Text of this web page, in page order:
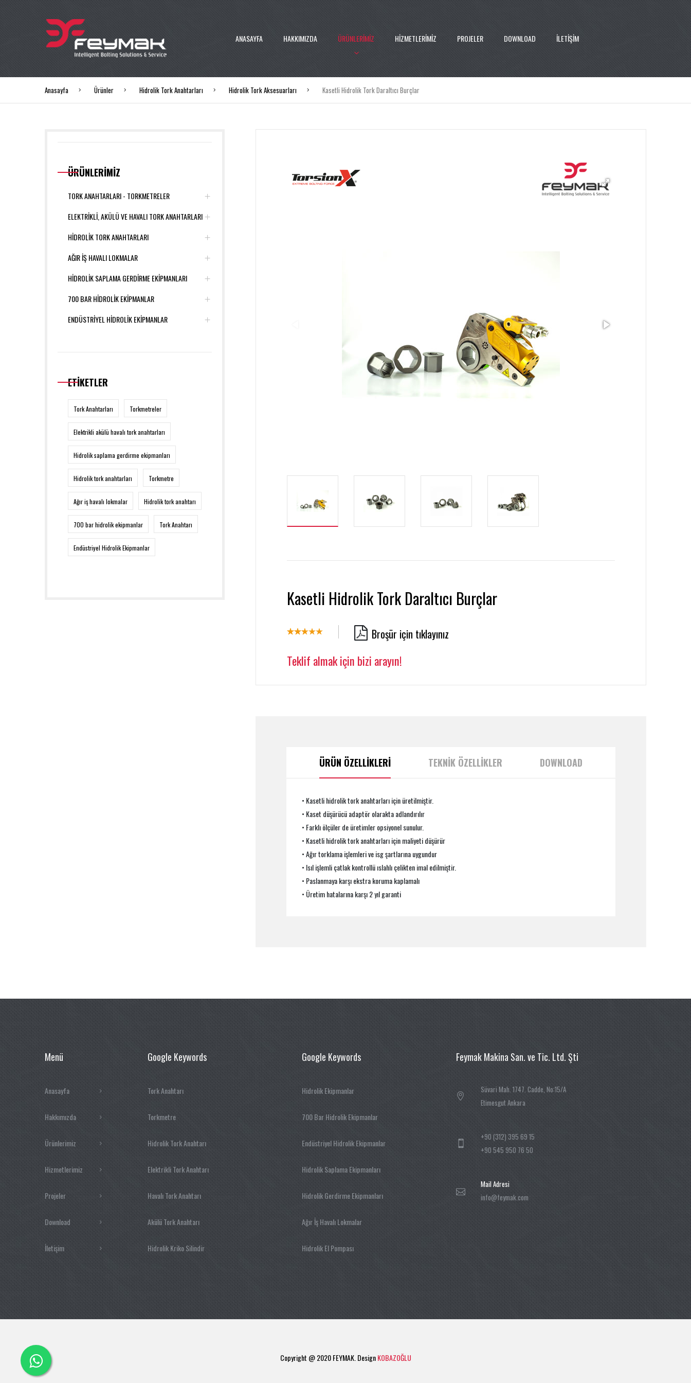
ANASAYFA HAKKIMIZDA ÜRÜNLERİMİZ HİZMETLERİMİZ PROJELER DOWNLOAD İLETİŞİM
Anasayfa Ürünler Hidrolik Tork Anahtarları Hidrolik Tork Aksesuarları Kasetli Hidrolik Tork Daraltıcı Burçlar
ÜRÜNLERİMİZ
TORK ANAHTARLARI - TORKMETRELER
ELEKTRİKLİ, AKÜLÜ VE HAVALI TORK ANAHTARLARI
HİDROLİK TORK ANAHTARLARI
AĞIR İŞ HAVALI LOKMALAR
HİDROLİK SAPLAMA GERDİRME EKİPMANLARI
700 BAR HİDROLİK EKİPMANLAR
ENDÜSTRİYEL HİDROLİK EKİPMANLAR
ETİKETLER
Tork Anahtarları Torkmetreler
Elektrikli akülü havalı tork anahtarları
Hidrolik saplama gerdirme ekipmanları
Hidrolik tork anahtarları Torkmetre
Ağır iş havalı lokmalar Hidrolik tork anahtarı
700 bar hidrolik ekipmanlar Tork Anahtarı
Endüstriyel Hidrolik Ekipmanlar
Kasetli Hidrolik Tork Daraltıcı Burçlar
Broşür için tıklayınız
Teklif almak için bizi arayın!
ÜRÜN ÖZELLİKLERİ TEKNİK ÖZELLİKLER DOWNLOAD
• Kasetli hidrolik tork anahtarları için üretilmiştir.
• Kaset düşürücü adaptör olarakta adlandırılır
• Farklı ölçüler de üretimler opsiyonel sunulur.
• Kasetli hidrolik tork anahtarları için maliyeti düşürür
• Ağır torklama işlemleri ve isg şartlarına uygundur
• Isıl işlemli çatlak kontrollü ıslahlı çelikten imal edilmiştir.
• Paslanmaya karşı ekstra koruma kaplamalı
• Üretim hatalarına karşı 2 yıl garanti
Menü
Anasayfa
Hakkımızda
Ürünlerimiz
Hizmetlerimiz
Projeler
Download
İletişim
Google Keywords
Tork Anahtarı
Torkmetre
Hidrolik Tork Anahtarı
Elektrikli Tork Anahtarı
Havalı Tork Anahtarı
Akülü Tork Anahtarı
Hidrolik Kriko Silindir
Google Keywords
Hidrolik Ekipmanlar
700 Bar Hidrolik Ekipmanlar
Endüstriyel Hidrolik Ekipmanlar
Hidrolik Saplama Ekipmanları
Hidrolik Gerdirme Ekipmanları
Ağır İş Havalı Lokmalar
Hidrolik El Pompası
Feymak Makina San. ve Tic. Ltd. Şti
Süvari Mah. 1747. Cadde, No:15/A
Etimesgut Ankara
+90 (312) 395 69 15
+90 545 950 76 50
Mail Adresi
info@feymak.com
Copyright @ 2020 FEYMAK. DesignKOBAZOĞLU